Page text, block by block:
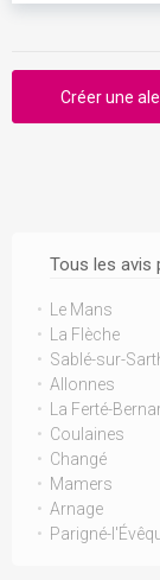
Tous les avis
Le Mans
La Flèche
Sablé-sur-
Allonnes
La Ferté-
Coulaines
Changé
Mamers
Arnage
Parigné-
Créer une